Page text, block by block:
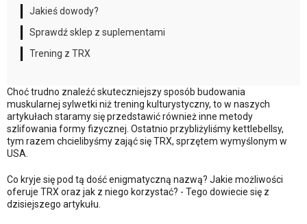
Jakieś dowody?
Sprawdź sklep z suplementami
Trening z TRX
Choć trudno znaleźć skuteczniejszy sposób budowania
muskularnej sylwetki niż trening kulturystyczny, to w naszych
artykułach staramy się przedstawić również inne metody
szlifowania formy fizycznej. Ostatnio przybliżyliśmy kettlebellsy,
tym razem chcielibyśmy zająć się TRX, sprzętem wymyślonym w
USA.
Co kryje się pod tą dość enigmatyczną nazwą? Jakie możliwości
oferuje TRX oraz jak z niego korzystać? - Tego dowiecie się z
dzisiejszego artykułu.